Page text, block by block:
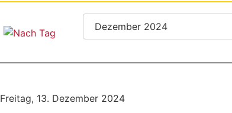
Freitag, 13. Dezember 2024